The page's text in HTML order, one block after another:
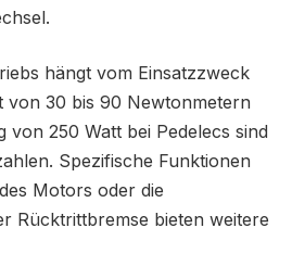
hängt vom Einsatzzweck
von 30 bis 90 Newtonmetern
von 250 Watt bei Pedelecs sind
Spezifische Funktionen
Motors oder die
Rücktrittbremse bieten weitere